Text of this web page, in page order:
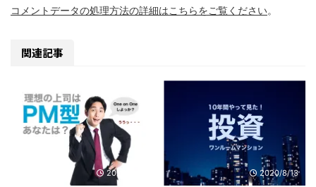
コメントデータの処理方法の詳細はこちらをご覧ください。
関連記事
2020/9/10 2020/8/13